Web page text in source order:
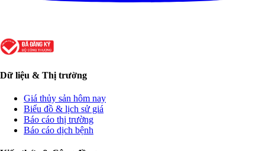
Dữ liệu & Thị trường
Giá thủy sản hôm nay
Biểu đồ & lịch sử giá
Báo cáo thị trường
Báo cáo dịch bệnh